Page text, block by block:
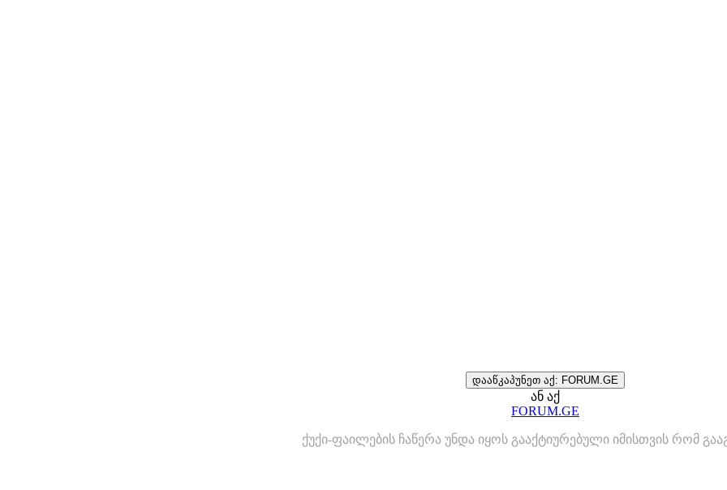
დააწკაპუნეთ აქ: FORUM.GE
ან აქ
FORUM.GE
ქუქი-ფაილების ჩაწერა უნდა იყოს გააქტიურებული იმისთვის რომ